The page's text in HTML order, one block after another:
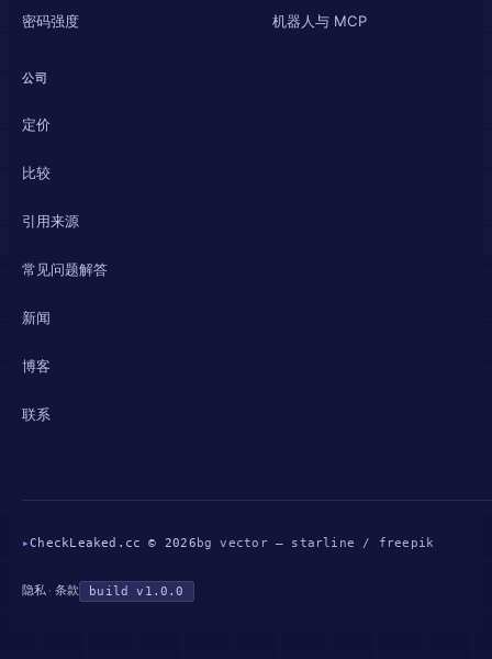
密码强度 机器人与 MCP
公司
定价
比较
引用来源
常见问题解答
新闻
博客
联系
▸CheckLeaked.cc © 2026 bg vector — starline / freepik
隐私 · 条款 build v1.0.0